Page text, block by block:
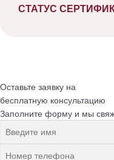
СТАТУС
Оставьте заявку на
бесплатную консультацию
Заполните форму и мы